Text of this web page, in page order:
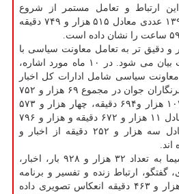
ارتباط و تعامل مستمر از شروع
فروردین تا آخر دی سال ۱۳۹۷ عددی معادل ۵۱۵ هزار و ۷۴۹ دقیقه
و دقیق تر به تعامل معاونت سیاسی با
دولت بیفكنیم به این صورت بیان می شود. در ۱۰ ماه مورد اشاره،
سیاسی شامل ادارات كل اخبار
داخلی، خارجی و باشگاه خبرنگاران جوان در مجموع ۶۹ هزار و ۷۵۲
مورد خبر مكتوب، معادل ۱۰۷ هزار و۶۹۴ دقیقه، چهار هزار و ۵۷۳
گزارش خبری تلویزیونی معادل ۱۱ هزار و ۶۷۲ دقیقه و هزار و ۷۹۶
مورد گزارش رادیویی، معادل سه هزار و ۲۵۲ دقیقه از اخبار و
اند.
در این مدت پخش اخبار سیما به تعداد ۳۲ هزار و ۹۲۸ بار، اخبار،
ارتباط زنده و تفسیر و برنامه
های سیاسی را معادل ۲۷ هزار و ۴۶۳ دقیقه انعكاس تصویری داده